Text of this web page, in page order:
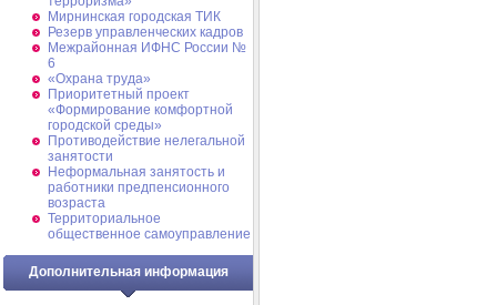
Мирнинская городская ТИК
Резерв управленческих кадров
Межрайонная ИФНС России №
6
«Охрана труда»
Приоритетный проект
«Формирование комфортной
городской среды»
Противодействие нелегальной
занятости
Неформальная занятость и
работники предпенсионного
возраста
Территориальное
общественное самоуправление
Дополнительная информация